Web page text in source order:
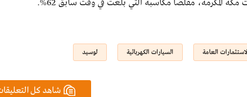
العامة السيارات الكهربائية لوسيد
شاهد كل